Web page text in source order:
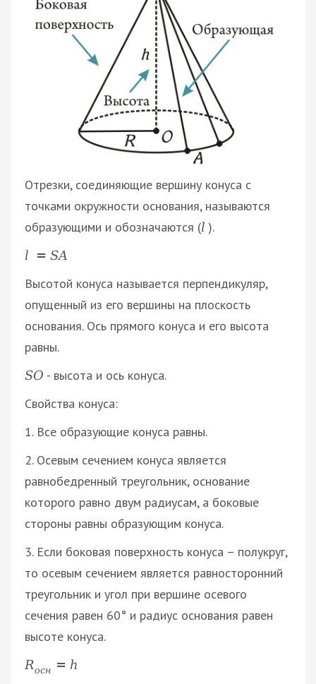
Отрезки, соединяющие вершину конуса с
точками окружности основания, называются
образующими и обозначаются (l ).
l = SA
Высотой конуса называется перпендикуляр,
опущенный из его вершины на плоскость
основания. Ось прямого конуса и его высота
равны.
SО - высота и ось конуса.
Свойства конуса:
1. Все образующие конуса равны.
2. Осевым сечением конуса является
равнобедренный треугольник, основание
которого равно двум радиусам, а боковые
стороны равны образующим конуса.
3. Если боковая поверхность конуса – полукруг,
то осевым сечением является равносторонний
треугольник и угол при вершине осевого
сечения равен 60° и радиус основания равен
высоте конуса.
Rосн = h